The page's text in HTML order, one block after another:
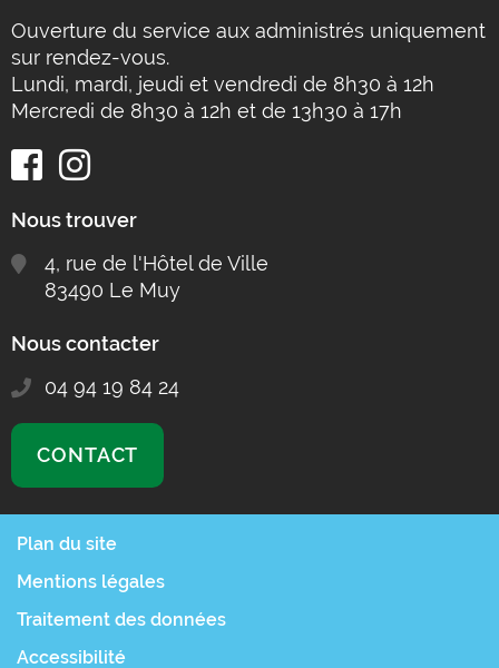
Ouverture du service aux administrés uniquement
sur rendez-vous.
Lundi, mardi, jeudi et vendredi de 8h30 à 12h
Mercredi de 8h30 à 12h et de 13h30 à 17h
Nous trouver
4, rue de l'Hôtel de Ville
83490 Le Muy
Nous contacter
04 94 19 84 24
CONTACT
Plan du site
Mentions légales
Traitement des données
Accessibilité